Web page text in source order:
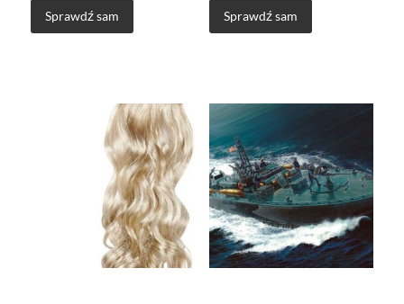
Sprawdź sam Sprawdź sam